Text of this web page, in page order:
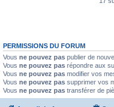
PERMISSIONS DU FORUM
Vous ne pouvez pas publier de
Vous ne pouvez pas répondre aux
Vous ne pouvez pas modifier vos
Vous ne pouvez pas supprimer vos
Vous ne pouvez pas transférer de